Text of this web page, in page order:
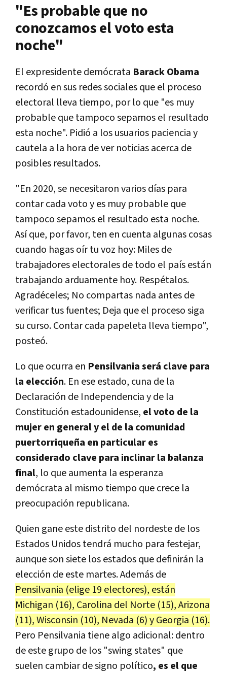
"Es probable que no
conozcamos el voto esta
noche"
El expresidente demócrata Barack Obama
recordó en sus redes sociales que el proceso
electoral lleva tiempo, por lo que "es muy
probable que tampoco sepamos el resultado
esta noche". Pidió a los usuarios paciencia y
cautela a la hora de ver noticias acerca de
posibles resultados.
"En 2020, se necesitaron varios días para
contar cada voto y es muy probable que
tampoco sepamos el resultado esta noche.
Así que, por favor, ten en cuenta algunas cosas
cuando hagas oír tu voz hoy: Miles de
trabajadores electorales de todo el país están
trabajando arduamente hoy. Respétalos.
Agradéceles; No compartas nada antes de
verificar tus fuentes; Deja que el proceso siga
su curso. Contar cada papeleta lleva tiempo",
posteó.
Lo que ocurra en Pensilvania será clave para
la elección. En ese estado, cuna de la
Declaración de Independencia y de la
Constitución estadounidense, el voto de la
mujer en general y el de la comunidad
puertorriqueña en particular es
considerado clave para inclinar la balanza
final, lo que aumenta la esperanza
demócrata al mismo tiempo que crece la
preocupación republicana.
Quien gane este distrito del nordeste de los
Estados Unidos tendrá mucho para festejar,
aunque son siete los estados que definirán la
elección de este martes. Además de
Pensilvania (elige 19 electores), están
Michigan (16), Carolina del Norte (15), Arizona
(11), Wisconsin (10), Nevada (6) y Georgia (16).
Pero Pensilvania tiene algo adicional: dentro
de este grupo de los "swing states" que
suelen cambiar de signo político, es el que